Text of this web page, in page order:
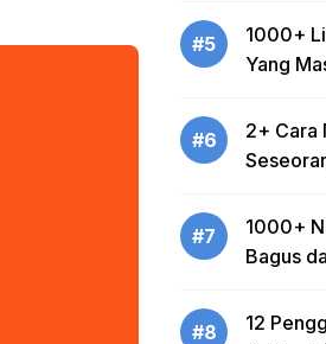
#5
1000+
Yang
#6
2+ Cara
#7
1000+
Bagus
#8
12